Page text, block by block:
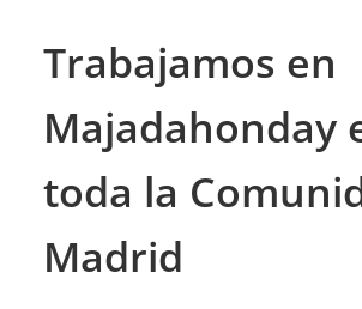
Trabajamos en
Majadahonday
toda la
Madrid